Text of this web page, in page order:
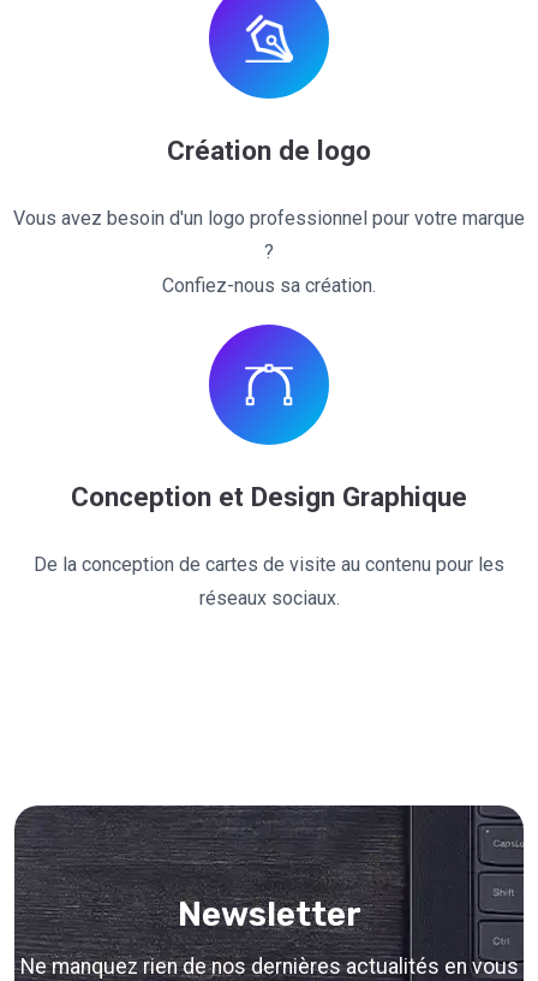
Création de logo
Vous avez besoin d'un logo professionnel pour votre marque
?
Confiez-nous sa création.
Conception et Design Graphique
De la conception de cartes de visite au contenu pour les
réseaux sociaux.
Newsletter
Ne manquez rien de nos dernières actualités en vous